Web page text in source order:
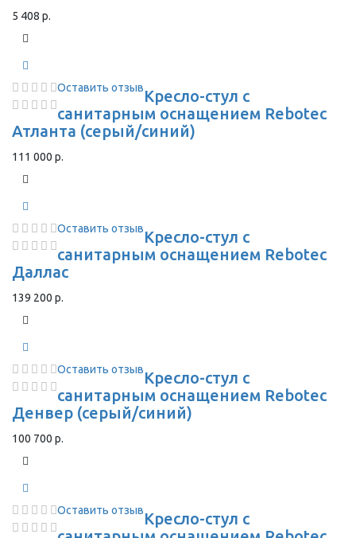
5 408 р.
Оставить отзывКресло-стул с
санитарным оснащением Rebotec
Атланта (серый/синий)
111 000 р.
Оставить отзывКресло-стул с
санитарным оснащением Rebotec
Даллас
139 200 р.
Оставить отзывКресло-стул с
санитарным оснащением Rebotec
Денвер (серый/синий)
100 700 р.
Оставить отзывКресло-стул с